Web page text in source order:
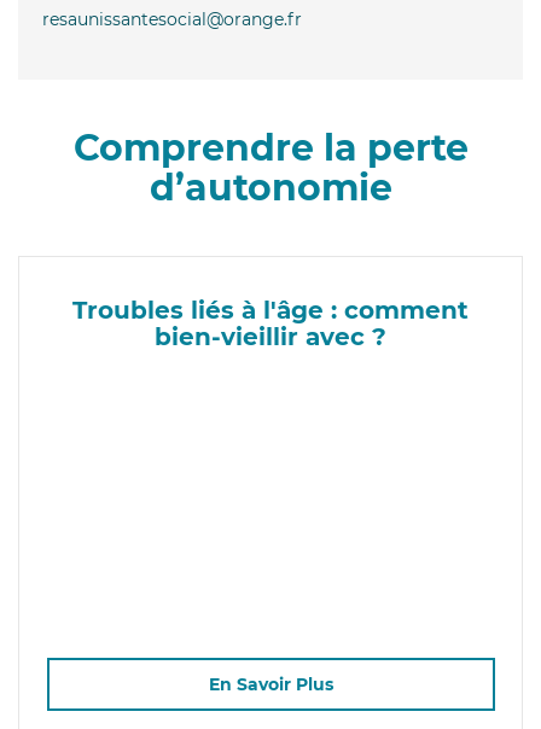
resaunissantesocial@orange.fr
Comprendre la perte
d’autonomie
Troubles liés à l'âge : comment
bien-vieillir avec ?
En Savoir Plus